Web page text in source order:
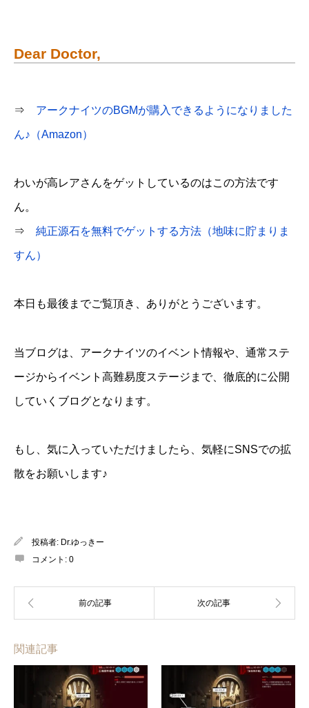
Dear Doctor,
⇒ アークナイツのBGMが購入できるようになりました
ん♪（Amazon）
わいが高レアさんをゲットしているのはこの方法です
ん。
⇒ 純正源石を無料でゲットする方法（地味に貯まりま
すん）
本日も最後までご覧頂き、ありがとうございます。
当ブログは、アークナイツのイベント情報や、通常ステ
ージからイベント高難易度ステージまで、徹底的に公開
していくブログとなります。
もし、気に入っていただけましたら、気軽にSNSでの拡
散をお願いします♪
投稿者: Dr.ゆっきー
コメント: 0
関連記事